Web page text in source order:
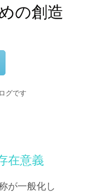
の創造
グです
在意義
が一般化し